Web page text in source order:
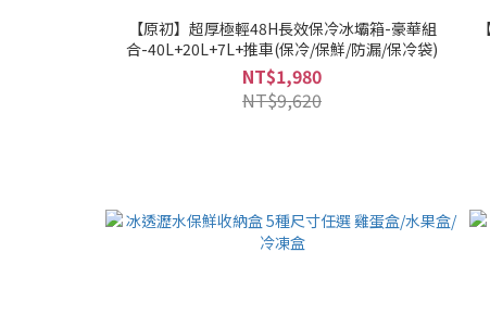
【原初】超厚極輕48H長效保冷冰壩箱-豪華組
合-40L+20L+7L+推車(保冷/保鮮/防漏/保冷袋)
NT$1,980
NT$9,620